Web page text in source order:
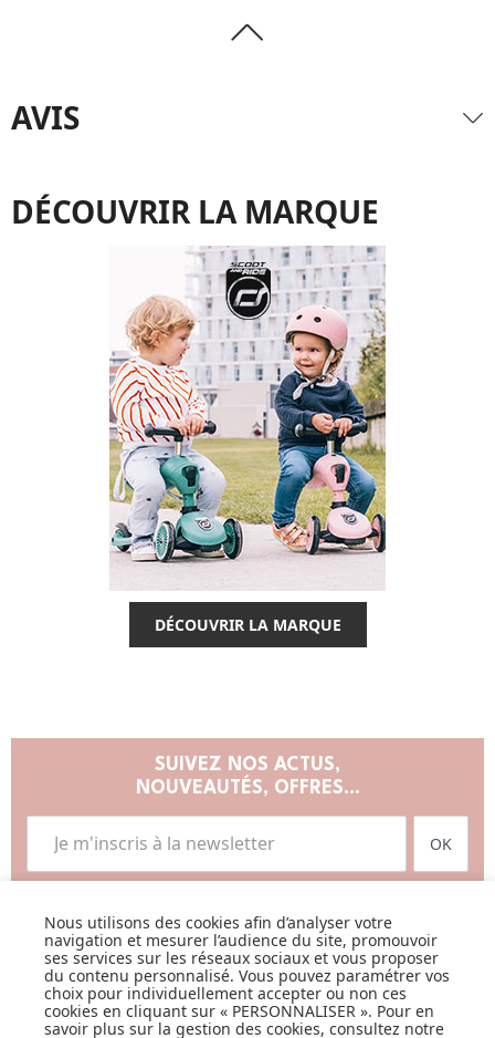
AVIS
DÉCOUVRIR LA MARQUE
DÉCOUVRIR LA MARQUE
SUIVEZ NOS ACTUS,
NOUVEAUTÉS, OFFRES...
OK
LISTE DE NAISSANCE
Nous utilisons des cookies afin d’analyser votre
navigation et mesurer l’audience du site, promouvoir
ses services sur les réseaux sociaux et vous proposer
du contenu personnalisé. Vous pouvez paramétrer vos
choix pour individuellement accepter ou non ces
cookies en cliquant sur « PERSONNALISER ». Pour en
savoir plus sur la gestion des cookies, consultez notre